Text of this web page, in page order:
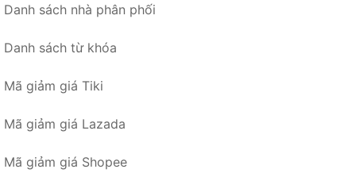
Danh sách nhà phân phối
Danh sách từ khóa
Mã giảm giá Tiki
Mã giảm giá Lazada
Mã giảm giá Shopee